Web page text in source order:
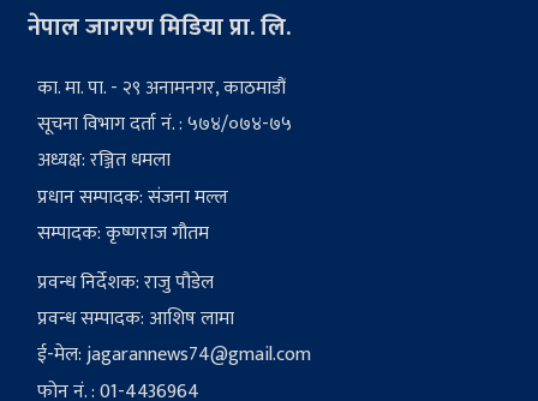
नेपाल जागरण मिडिया प्रा. लि.
का. मा. पा. - २९ अनामनगर, काठमाडौं
सूचना विभाग दर्ता नं. : ५७४/०७४-७५
अध्यक्ष: रञ्जित धमला
प्रधान सम्पादक: संजना मल्ल
सम्पादक: कृष्णराज गौतम
प्रवन्ध निर्देशक: राजु पौडेल
प्रवन्ध सम्पादक: आशिष लामा
ई-मेल:jagarannews74@gmail.com
फोन नं. : 01-4436964